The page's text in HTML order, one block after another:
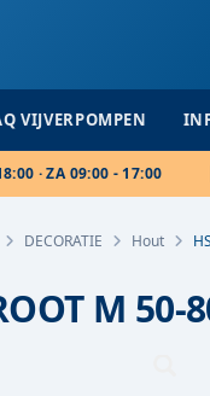
VIJVERPOMPEN
· ZA 09:00 - 17:00
DECORATIE Hout
M 50-